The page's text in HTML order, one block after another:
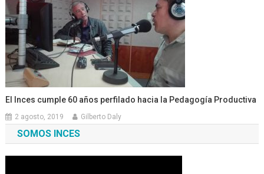
El Inces cumple 60 años perfilado hacia la Pedagogía Productiva
2 agosto, 2019 Gilberto Daly
SOMOS INCES